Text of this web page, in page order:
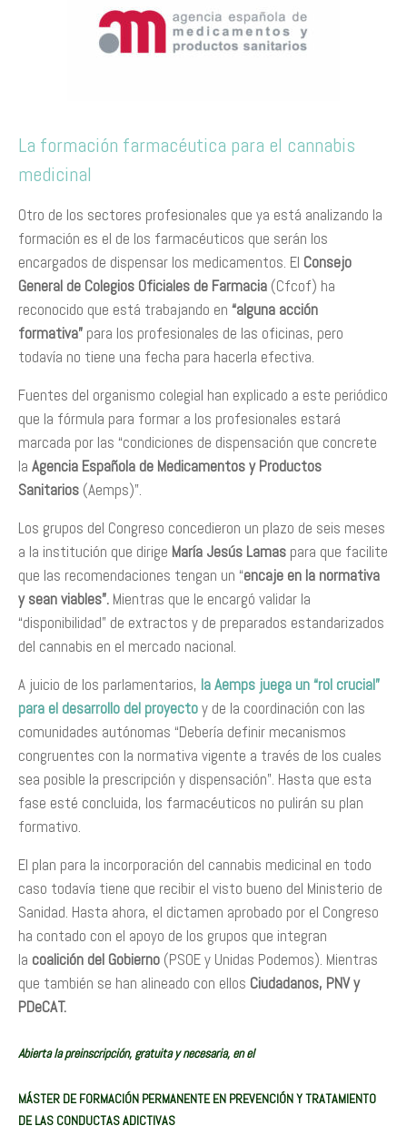
La formación farmacéutica para el cannabis
medicinal
Otro de los sectores profesionales que ya está analizando la
formación es el de los farmacéuticos que serán los
encargados de dispensar los medicamentos. El Consejo
General de Colegios Oficiales de Farmacia (Cfcof) ha
reconocido que está trabajando en “alguna acción
formativa” para los profesionales de las oficinas, pero
todavía no tiene una fecha para hacerla efectiva.
Fuentes del organismo colegial han explicado a este periódico
que la fórmula para formar a los profesionales estará
marcada por las “condiciones de dispensación que concrete
la Agencia Española de Medicamentos y Productos
Sanitarios (Aemps)”.
Los grupos del Congreso concedieron un plazo de seis meses
a la institución que dirige María Jesús Lamas para que facilite
que las recomendaciones tengan un “encaje en la normativa
y sean viables”. Mientras que le encargó validar la
“disponibilidad” de extractos y de preparados estandarizados
del cannabis en el mercado nacional.
A juicio de los parlamentarios, la Aemps juega un “rol crucial”
para el desarrollo del proyectoy de la coordinación con las
comunidades autónomas “Debería definir mecanismos
congruentes con la normativa vigente a través de los cuales
sea posible la prescripción y dispensación”. Hasta que esta
fase esté concluida, los farmacéuticos no pulirán su plan
formativo.
El plan para la incorporación del cannabis medicinal en todo
caso todavía tiene que recibir el visto bueno del Ministerio de
Sanidad. Hasta ahora, el dictamen aprobado por el Congreso
ha contado con el apoyo de los grupos que integran
la coalición del Gobierno (PSOE y Unidas Podemos). Mientras
que también se han alineado con ellos Ciudadanos, PNV y
PDeCAT.
Abierta la preinscripción, gratuita y necesaria, en el
MÁSTER DE FORMACIÓN PERMANENTE EN PREVENCIÓN Y TRATAMIENTO
DE LAS CONDUCTAS ADICTIVAS